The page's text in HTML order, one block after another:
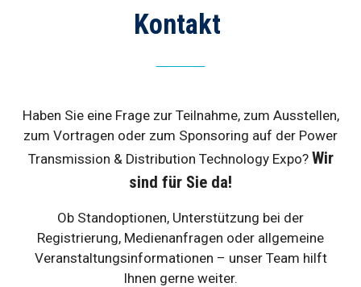
Kontakt
Haben Sie eine Frage zur Teilnahme, zum Ausstellen,
zum Vortragen oder zum Sponsoring auf der Power
Transmission & Distribution Technology Expo? Wir
sind für Sie da!
Ob Standoptionen, Unterstützung bei der
Registrierung, Medienanfragen oder allgemeine
Veranstaltungsinformationen – unser Team hilft
Ihnen gerne weiter.